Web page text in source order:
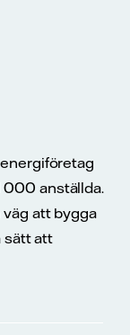
000 anställda.
att bygga
sätt att